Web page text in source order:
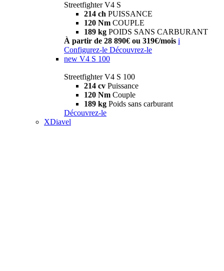
Streetfighter V4 S
214 ch PUISSANCE
120 Nm COUPLE
189 kg POIDS SANS CARBURANT
À partir de 28 890€ ou 319€/mois i
Configurez-le Découvrez-le
new V4 S 100
Streetfighter V4 S 100
214 cv Puissance
120 Nm Couple
189 kg Poids sans carburant
Découvrez-le
XDiavel